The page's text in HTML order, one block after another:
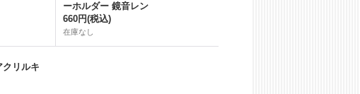
ーホルダー 鏡音レン
660円(税込)
在庫なし
クリルキ